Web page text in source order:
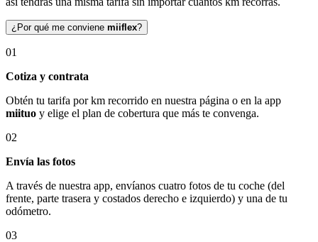
¿Por qué me conviene miiflex?
01
Cotiza y contrata
Obtén tu tarifa por km recorrido en nuestra página o en la app
miituo y elige el plan de cobertura que más te convenga.
02
Envía las fotos
A través de nuestra app, envíanos cuatro fotos de tu coche (del
frente, parte trasera y costados derecho e izquierdo) y una de tu
odómetro.
03